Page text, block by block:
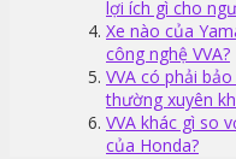
lợi ích gì cho
Xe nào của
công nghệ VVA?
VVA có phải
thường xuyên
VVA khác gì so
của Honda?